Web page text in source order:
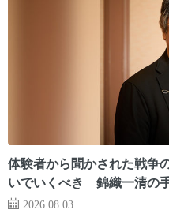
体験者から聞かされた戦争
いでいくべき 錦織一清の
2026.08.03